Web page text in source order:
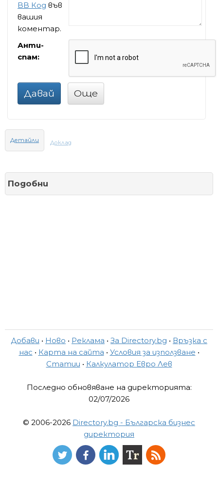
BB Код във
вашия
коментар.
Анти-
спам:
Давай Още
Детайли Доклад
Подобни
Добави • Ново • Реклама • За Directory.bg • Връзка с
нас • Карта на сайта • Условия за използване •
Статии • Калкулатор Евро Лев
Последно обновяване на директорията:
02/07/2026
© 2006-2026 Directory.bg - Българска бизнес
директория